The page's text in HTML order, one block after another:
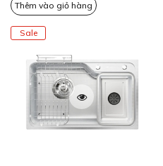
Thêm vào giỏ hàng
Sale